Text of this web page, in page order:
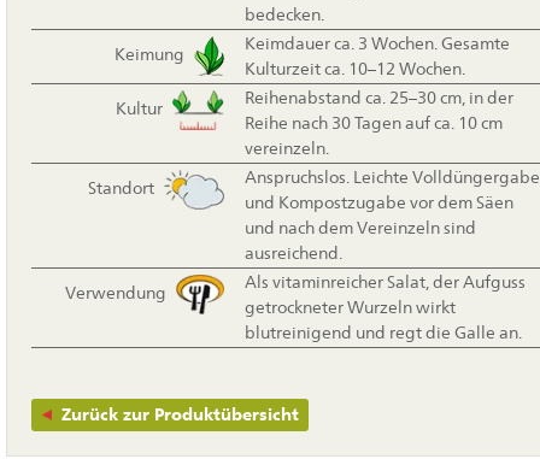
bedecken.
Keimung
Keimdauer ca. 3 Wochen. Gesamte
Kulturzeit ca. 10–12 Wochen.
Kultur
Reihenabstand ca. 25–30 cm, in der
Reihe nach 30 Tagen auf ca. 10 cm
vereinzeln.
Standort
Anspruchslos. Leichte Volldüngergabe
und Kompostzugabe vor dem Säen
und nach dem Vereinzeln sind
ausreichend.
Verwendung
Als vitaminreicher Salat, der Aufguss
getrockneter Wurzeln wirkt
blutreinigend und regt die Galle an.
Zurück zur Produktübersicht